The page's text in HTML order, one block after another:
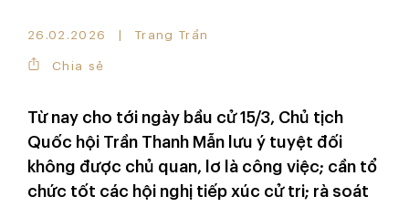
26.02.2026 Trang Trần
Chia sẻ
Từ nay cho tới ngày bầu cử 15/3, Chủ tịch
Quốc hội Trần Thanh Mẫn lưu ý tuyệt đối
không được chủ quan, lơ là công việc; cần tổ
chức tốt các hội nghị tiếp xúc cử tri; rà soát